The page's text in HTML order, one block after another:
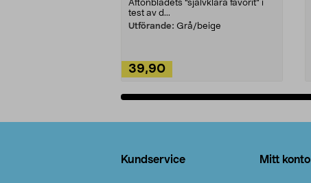
Aftonbladets "självklara favorit” i
test av d...
Utförande: Grå/beige
39,90
Kundservice Mitt konto